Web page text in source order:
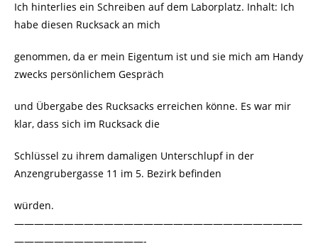
Ich hinterlies ein Schreiben auf dem Laborplatz. Inhalt: Ich
habe diesen Rucksack an mich
genommen, da er mein Eigentum ist und sie mich am Handy
zwecks persönlichem Gespräch
und Übergabe des Rucksacks erreichen könne. Es war mir
klar, dass sich im Rucksack die
Schlüssel zu ihrem damaligen Unterschlupf in der
Anzengrubergasse 11 im 5. Bezirk befinden
würden.
—————————————————————————————
—————————————-